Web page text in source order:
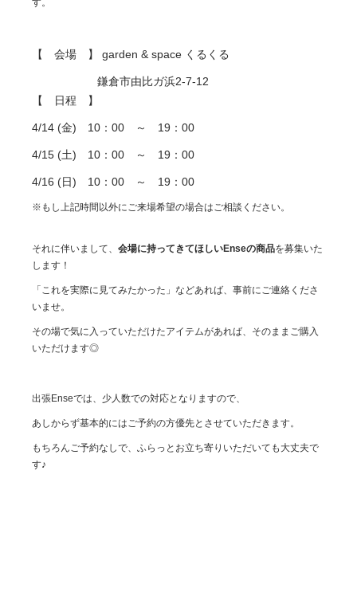
す。
【 会場 】 garden & space くるくる
鎌倉市由比ガ浜2-7-12
【 日程 】
4/14 (金) 10：00 ～ 19：00
4/15 (土) 10：00 ～ 19：00
4/16 (日) 10：00 ～ 19：00
※もし上記時間以外にご来場希望の場合はご相談ください。
それに伴いまして、 会場に持ってきてほしいEnseの商品を募集いた
します！
「これを実際に見てみたかった」などあれば、事前にご連絡くださ
いませ。
その場で気に入っていただけたアイテムがあれば、そのままご購入
いただけます◎
出張Enseでは、少人数での対応となりますので、
あしからず基本的にはご予約の方優先とさせていただきます。
もちろんご予約なしで、ふらっとお立ち寄りいただいても大丈夫で
す♪